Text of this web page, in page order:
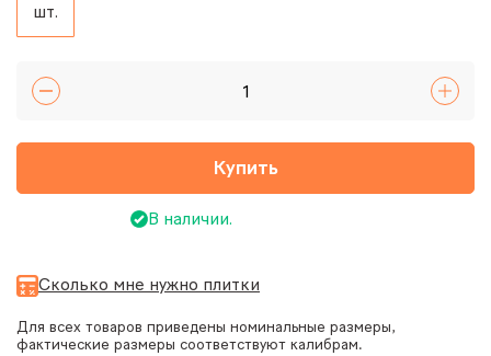
шт.
Купить
В наличии.
Сколько мне нужно плитки
Для всех товаров приведены номинальные размеры,
фактические размеры соответствуют калибрам.